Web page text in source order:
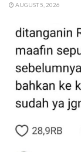
AUGUST 5, 2026